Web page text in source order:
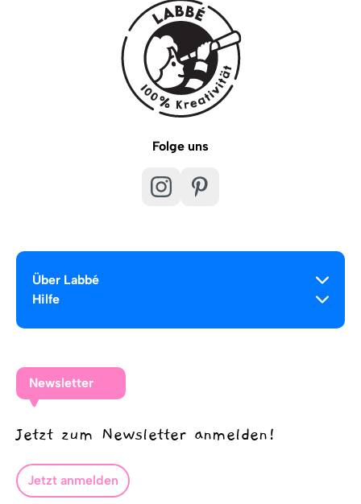
Folge uns
Über Labbé
Hilfe
Newsletter
Jetzt zum Newsletter anmelden!
Jetzt anmelden